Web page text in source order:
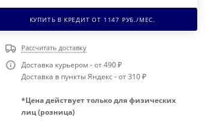
КУПИТЬ В КРЕДИТ ОТ 1147 РУБ./МЕС.
Рассчитать доставку
Доставка курьером - от 490 ₽
Доставка в пункты Яндекс - от 310 ₽
*Цена действует только для физических
лиц (розница)